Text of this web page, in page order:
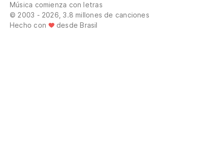
Música comienza con letras
© 2003 - 2026, 3.8 millones de canciones
Hecho con
desde Brasil